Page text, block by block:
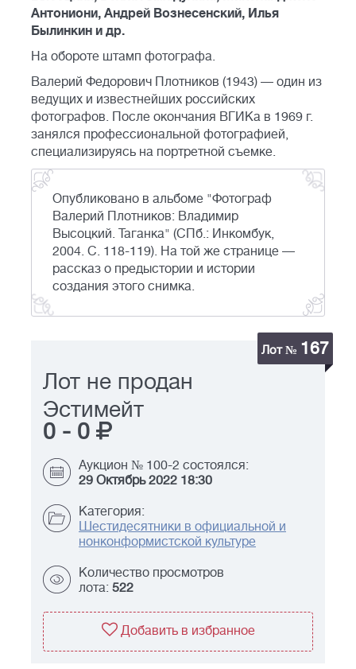
Антониони, Андрей Вознесенский, Илья
Былинкин и др.
На обороте штамп фотографа.
Валерий Федорович Плотников (1943) — один из
ведущих и известнейших российских
фотографов. После окончания ВГИКа в 1969 г.
занялся профессиональной фотографией,
специализируясь на портретной съемке.
Опубликовано в альбоме "Фотограф
Валерий Плотников: Владимир
Высоцкий. Таганка" (СПб.: Инкомбук,
2004. С. 118-119). На той же странице —
рассказ о предыстории и истории
создания этого снимка.
Лот № 167
Лот не продан
Эстимейт
0 - 0
Аукцион № 100-2 состоялся:
29 Октябрь 2022 18:30
Категория:
Шестидесятники в официальной и
нонконформистской культуре
Количество просмотров
лота: 522
Добавить в избранное